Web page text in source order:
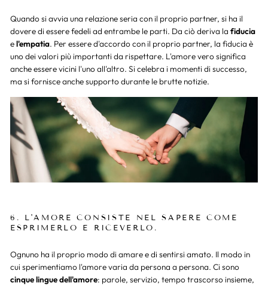
Quando si avvia una relazione seria con il proprio partner, si ha il
dovere di essere fedeli ad entrambe le parti. Da ciò deriva la fiducia
el'empatia. Per essere d'accordo con il proprio partner, la fiducia è
uno dei valori più importanti da rispettare. L'amore vero significa
anche essere vicini l'uno all'altro. Si celebra i momenti di successo,
ma si fornisce anche supporto durante le brutte notizie.
6. L'AMORE CONSISTE NEL SAPERE COME
ESPRIMERLO E RICEVERLO.
Ognuno ha il proprio modo di amare e di sentirsi amato. Il modo in
cui sperimentiamo l'amore varia da persona a persona. Ci sono
cinque lingue dell'amore: parole, servizio, tempo trascorso insieme,